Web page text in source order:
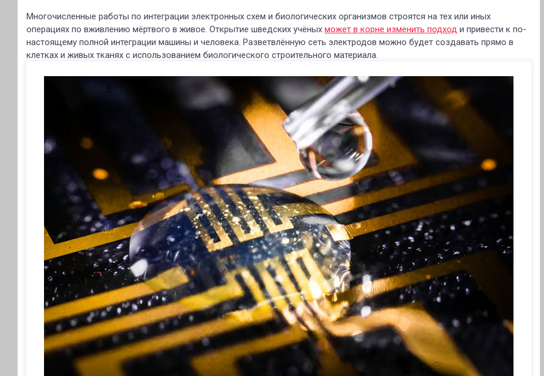
Многочисленные работы по интеграции электронных схем и биологических организмов строятся на тех или иных
операциях по вживлению мёртвого в живое. Открытие шведских учёных может в корне изменить подход и привести к по-
настоящему полной интеграции машины и человека. Разветвлённую сеть электродов можно будет создавать прямо в
клетках и живых тканях с использованием биологического строительного материала.